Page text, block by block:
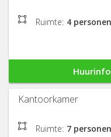
Ruimte: 4 personen
Kantoorkamer
Ruimte: 7 personen